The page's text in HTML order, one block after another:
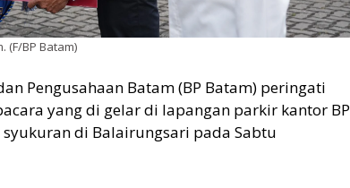
(F/BP Batam)
Pengusahaan Batam (BP Batam) peringati
yang di gelar di lapangan parkir kantor BP
di Balairungsari pada Sabtu